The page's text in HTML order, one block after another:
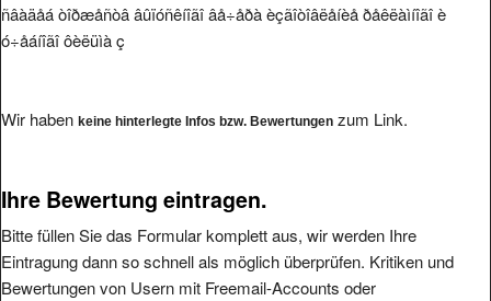
ñâàäåá òîðæåñòâ âûïóñêíîãî âå÷åðà èçãîòîâëåíèå ðåêëàìíîãî è
ó÷åáíîãî ôèëüìà ç
Wir haben keine hinterlegte Infos bzw. Bewertungen zum Link.
Ihre Bewertung eintragen.
Bitte füllen Sie das Formular komplett aus, wir werden Ihre
Eintragung dann so schnell als möglich überprüfen. Kritiken und
Bewertungen von Usern mit Freemail-Accounts oder